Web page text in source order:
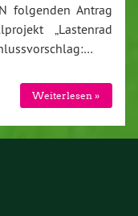
folgenden Antrag
„Lastenrad
Weiterlesen »